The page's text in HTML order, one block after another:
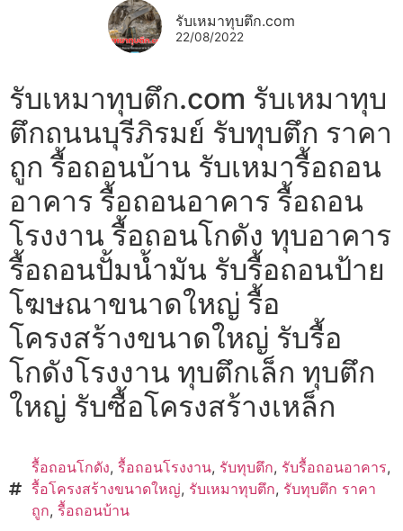
รับเหมาทุบตึก.com
22/08/2022
รับเหมาทุบตึก.com รับเหมาทุบ
ตึกถนนบุรีภิรมย์ รับทุบตึก ราคา
ถูก รื้อถอนบ้าน รับเหมารื้อถอน
อาคาร รื้อถอนอาคาร รื้อถอน
โรงงาน รื้อถอนโกดัง ทุบอาคาร
รื้อถอนปั้มน้ำมัน รับรื้อถอนป้าย
โฆษณาขนาดใหญ่ รื้อ
โครงสร้างขนาดใหญ่ รับรื้อ
โกดังโรงงาน ทุบตึกเล็ก ทุบตึก
ใหญ่ รับซื้อโครงสร้างเหล็ก
รื้อถอนโกดัง, รื้อถอนโรงงาน, รับทุบตึก, รับรื้อถอนอาคาร,
รื้อโครงสร้างขนาดใหญ่, รับเหมาทุบตึก, รับทุบตึก ราคา
ถูก, รื้อถอนบ้าน